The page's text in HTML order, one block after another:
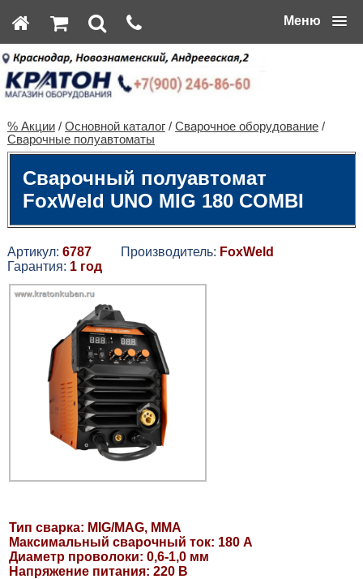
Меню
% Акции/ Основной каталог/ Сварочное оборудование/
Сварочные полуавтоматы
Сварочный полуавтомат
FoxWeld UNO MIG 180 COMBI
Артикул: 6787Производитель: FoxWeld
Гарантия: 1 год
Тип сварка: MIG/MAG, MMA
Максимальный сварочный ток: 180 А
Диаметр проволоки: 0,6-1,0 мм
Напряжение питания: 220 В